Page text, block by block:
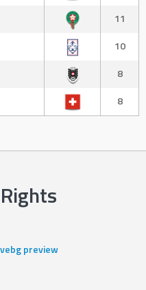
11
10
8
8